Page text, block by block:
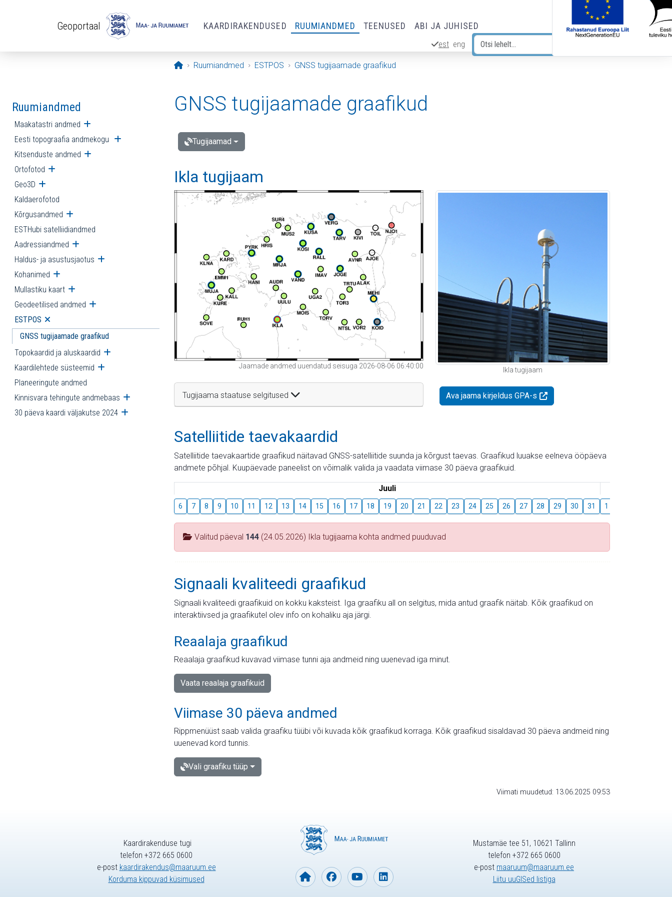
Geoportaal KAARDIRAKENDUSED RUUMIANDMED TEENUSED ABI JA JUHISED
est eng
Avaleht
Ruumiandmed ESTPOS GNSS tugijaamade graafikud
Ruumiandmed
Maakatastri andmed Ava alammenüü
Eesti topograafia andmekogu Ava alammenüü
Kitsenduste andmed Ava alammenüü
Ortofotod Ava alammenüü
Geo3D Ava alammenüü
Kaldaerofotod
Kõrgusandmed Ava alammenüü
ESTHubi satelliidiandmed
Aadressiandmed Ava alammenüü
Haldus- ja asustusjaotus Ava alammenüü
Kohanimed Ava alammenüü
Mullastiku kaart Ava alammenüü
Geodeetilised andmed Ava alammenüü
ESTPOS Ava alammenüü
GNSS tugijaamade graafikud
Topokaardid ja aluskaardid Ava alammenüü
Kaardilehtede süsteemid Ava alammenüü
Planeeringute andmed
Kinnisvara tehingute andmebaas Ava alammenüü
30 päeva kaardi väljakutse 2024 Ava alammenüü
GNSS tugijaamade graafikud
Tugijaamad
Ikla tugijaam
Jaamade andmed uuendatud seisuga 2026-08-06 06:40:00
Tugijaama staatuse selgitused
Ikla tugijaam
Ava jaama kirjeldus GPA-s
Satelliitide taevakaardid
Satelliitide taevakaartide graafikud näitavad GNSS-satelliitide suunda ja kõrgust taevas. Graafikud luuakse eelneva ööpäeva
andmete põhjal. Kuupäevade paneelist on võimalik valida ja vaadata viimase 30 päeva graafikuid.
Juuli
6 7 8 9 10 11 12 13 14 15 16 17 18 19 20 21 22 23 24 25 26 27 28 29 30 31 1
Valitud päeval 144 (24.05.2026) Ikla tugijaama kohta andmed puuduvad
Signaali kvaliteedi graafikud
Signaali kvaliteedi graafikuid on kokku kaksteist. Iga graafiku all on selgitus, mida antud graafik näitab. Kõik graafikud on
interaktiivsed ja graafikutel olev info on kohaliku aja järgi.
Reaalaja graafikud
Reaalaja graafikud kuvavad viimase tunni aja andmeid ning uuenevad iga minut.
Vaata reaalaja graafikuid
Viimase 30 päeva andmed
Rippmenüüst saab valida graafiku tüübi või kuvada kõik graafikud korraga. Kõik graafikud sisaldavad 30 päeva andmeid ning
uuenevad kord tunnis.
Vali graafiku tüüp
Viimati muudetud: 13.06.2025 09:53
Kaardirakenduse tugi
telefon +372 665 0600
e-post kaardirakendus@maaruum.ee
Korduma kippuvad küsimused
Mustamäe tee 51, 10621 Tallinn
telefon +372 665 0600
e-post maaruum@maaruum.ee
Liitu uuGISed listiga